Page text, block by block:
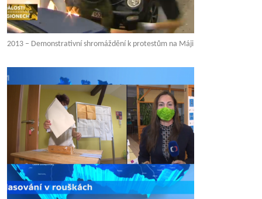
2013 – Demonstrativní shromáždění k protestům na Máji